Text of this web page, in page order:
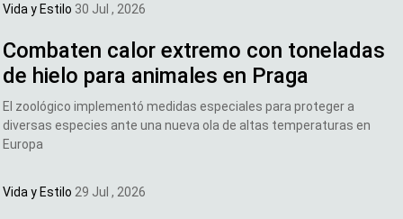
Vida y Estilo 30 Jul , 2026
Combaten calor extremo con toneladas
de hielo para animales en Praga
El zoológico implementó medidas especiales para proteger a
diversas especies ante una nueva ola de altas temperaturas en
Europa
Vida y Estilo 29 Jul , 2026